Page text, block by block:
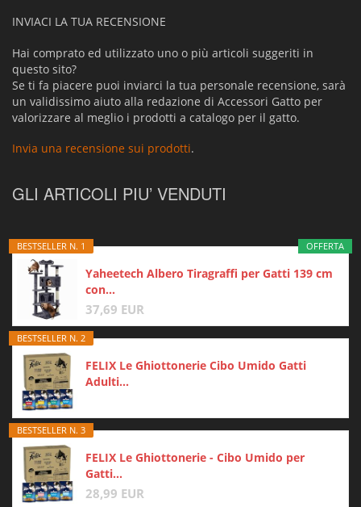
INVIACI LA TUA RECENSIONE
Hai comprato ed utilizzato uno o più articoli suggeriti in
questo sito?
Se ti fa piacere puoi inviarci la tua personale recensione, sarà
un validissimo aiuto alla redazione di Accessori Gatto per
valorizzare al meglio i prodotti a catalogo per il gatto.
Invia una recensione sui prodotti.
GLI ARTICOLI PIU’ VENDUTI
OFFERTA
BESTSELLER N. 1
Yaheetech Albero Tiragraffi per Gatti 139 cm
con...
37,69 EUR
BESTSELLER N. 2
FELIX Le Ghiottonerie Cibo Umido Gatti
Adulti...
BESTSELLER N. 3
FELIX Le Ghiottonerie - Cibo Umido per
Gatti...
28,99 EUR